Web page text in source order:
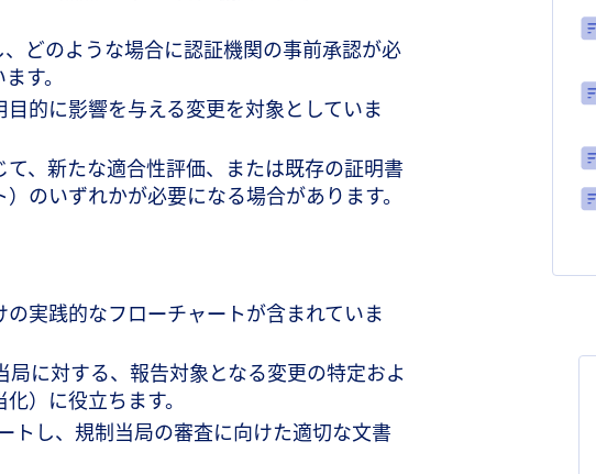
どのような場合に認証機関の事前承認が必
す。
的に影響を与える変更を対象としていま
、新たな適合性評価、または既存の証明書
のいずれかが必要になる場合があります。
実践的なフローチャートが含まれていま
局に対する、報告対象となる変更の特定およ
）に役立ちます。
トし、規制当局の審査に向けた適切な文書